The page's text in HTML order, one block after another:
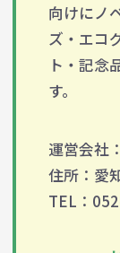
向けにノ
ズ・エコ
ト・記念
す。
運営会社
住所：愛
TEL：